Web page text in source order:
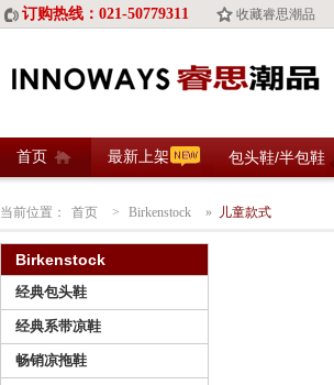
订购热线：021-50779311 收藏睿思潮品
首页 最新上架 包头鞋/半包鞋
当前位置： 首页 > Birkenstock » 儿童款式
Birkenstock
经典包头鞋
经典系带凉鞋
畅销凉拖鞋